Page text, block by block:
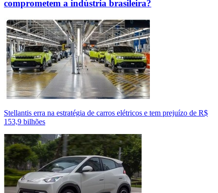
comprometem a indústria brasileira?
Stellantis erra na estratégia de carros elétricos e tem prejuízo de R$
153,9 bilhões